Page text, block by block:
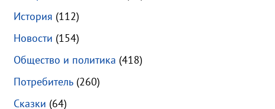
История (112)
Новости (154)
Общество и политика (418)
Потребитель(260)
Сказки (64)